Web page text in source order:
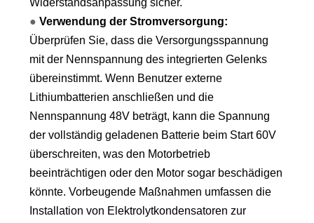
● Verwendung der Stromversorgung:
Überprüfen Sie, dass die Versorgungsspannung
mit der Nennspannung des integrierten Gelenks
übereinstimmt. Wenn Benutzer externe
Lithiumbatterien anschließen und die
Nennspannung 48V beträgt, kann die Spannung
der vollständig geladenen Batterie beim Start 60V
überschreiten, was den Motorbetrieb
beeinträchtigen oder den Motor sogar beschädigen
könnte. Vorbeugende Maßnahmen umfassen die
Installation von Elektrolytkondensatoren zur